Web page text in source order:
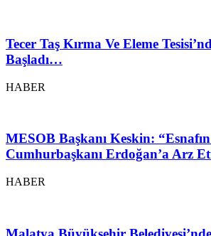
Tecer Taş Kırma Ve Eleme
Başladı…
HABER
MESOB Başkanı Keskin:
Cumhurbaşkanı Erdoğan’a Arz
HABER